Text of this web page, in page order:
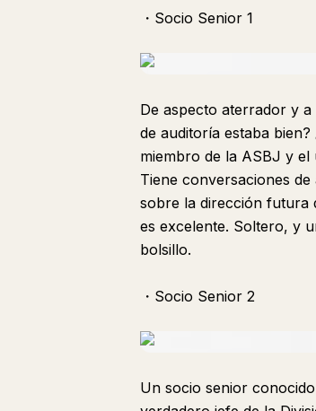
・Socio Senior 1
De aspecto aterrador y
de auditoría estaba
miembro de la ASBJ y el
Tiene conversaciones
sobre la dirección futura
es excelente. Soltero, y
bolsillo.
・Socio Senior 2
Un socio senior